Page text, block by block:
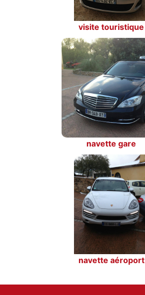
visite touristique
navette gare
navette aéroport